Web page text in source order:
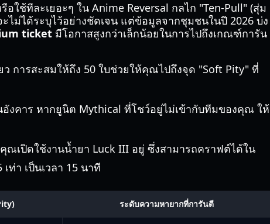
ช้ทีละเยอะๆ ใน Anime Reversal กลไก "Ten-Pull" (สุ่ม
ไม่ได้ระบุไว้อย่างชัดเจน แต่ข้อมูลจากชุมชนในปี 2026 บ่ง
ticket มีโอกาสสูงกว่าเล็กน้อยในการไปถึงเกณฑ์การัน
การสะสมให้ถึง 50 ใบช่วยให้คุณไปถึงจุด "Soft Pity" ที่
อังคาร หากยูนิต Mythical ที่โชว์อยู่ไม่เข้ากับทีมของคุณ ให้
ณเปิดใช้งานน้ำยา Luck III อยู่ ซึ่งสามารถคราฟต์ได้ใน
ท่า เป็นเวลา 15 นาที
ระดับความหายากที่การันตี